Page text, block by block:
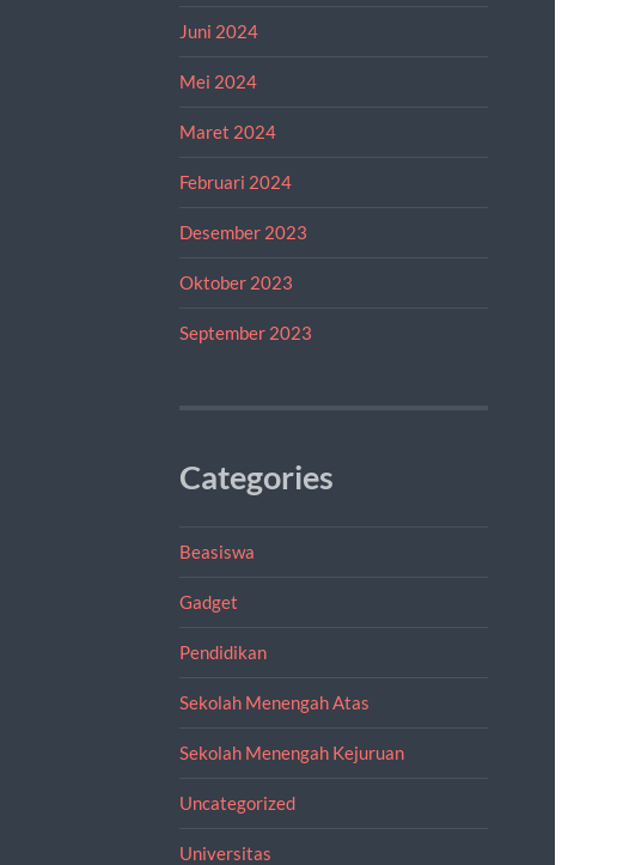
Juni 2024
Mei 2024
Maret 2024
Februari 2024
Desember 2023
Oktober 2023
September 2023
Categories
Beasiswa
Gadget
Pendidikan
Sekolah Menengah Atas
Sekolah Menengah Kejuruan
Uncategorized
Universitas